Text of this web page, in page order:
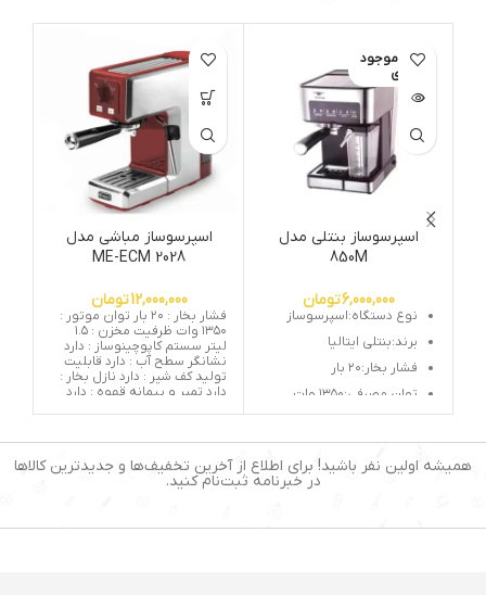
اتمام موجود
ی
اسپرسوساز بنتلی مدل
850M
6,000,000تومان
نوع دستگاه:اسپرسوساز
برند:بنتلی ایتالیا
فشار بخار:۲۰ بار
توان مصرفی:۱۳۵۰ وات
انواع
قابلیت تنظیم کف شیر:دارد
مخزن شیر:دارد
اسپرسوساز مباشی مدل
ME-ECM 2028
12,000,000تومان
فشار بخار : ۲۰ بار توان موتور :
۱۳۵۰ وات ظرفیت مخزن : ۱.۵
لیتر سستم کاپوچینوساز : دارد
نشانگر سطح آب : دارد قابلیت
تولید کف شیر : دارد نازل بخار :
دارد تمپر و پیمانه قهوه : دارد
خودکار : دارد نوشیدنی های قابل
اسپرسو،کاپوچینو،لاته،کافه
ماکیاتو،آب جوش،شیر گرم،موکا
همیشه اولین نفر باشید! برای اطلاع از آخرین تخفیف‌ها و جدیدترین کالاها
در خبرنامه ثبت‌نام کنید.